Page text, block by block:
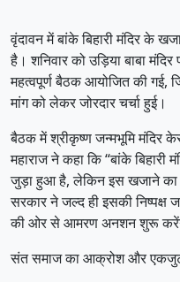
वृंदावन में बांके बिहारी मंदिर के
है। शनिवार को उड़िया बाबा
महत्वपूर्ण बैठक आयोजित की गई,
मांग को लेकर जोरदार चर्चा हुई।
बैठक में श्रीकृष्ण जन्मभूमि मंदिर
महाराज ने कहा कि “बांके
जुड़ा हुआ है, लेकिन इस खजाने का
सरकार ने जल्द ही इसकी
की ओर से आमरण अनशन शुरू
संत समाज का आक्रोश और